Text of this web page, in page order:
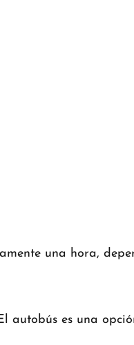
una hora,
es una